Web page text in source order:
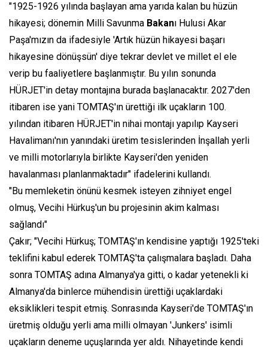
"1925-1926 yılında başlayan ama yarıda kalan bu hüzün
hikayesi; dönemin Milli Savunma Bakanı Hulusi Akar
Paşa'mızın da ifadesiyle 'Artık hüzün hikayesi başarı
hikayesine dönüşsün' diye tekrar devlet ve millet el ele
verip bu faaliyetlere başlanmıştır. Bu yılın sonunda
HÜRJET'in detay montajına burada başlanacaktır. 2027'den
itibaren ise yani TOMTAŞ'ın ürettiği ilk uçakların 100.
yılından itibaren HÜRJET'in nihai montajı yapılıp Kayseri
Havalimanı'nın yanındaki üretim tesislerinden İnşallah yerli
ve milli motorlarıyla birlikte Kayseri'den yeniden
havalanması planlanmaktadır" ifadelerini kullandı.
"Bu memleketin önünü kesmek isteyen zihniyet engel
olmuş, Vecihi Hürkuş'un bu projesinin akim kalması
sağlandı"
Çakır; "Vecihi Hürkuş; TOMTAŞ'ın kendisine yaptığı 1925'teki
teklifini kabul ederek TOMTAŞ'ta çalışmalara başladı. Daha
sonra TOMTAŞ adına Almanya'ya gitti, o kadar yetenekli ki
Almanya'da binlerce mühendisin ürettiği uçaklardaki
eksiklikleri tespit etmiş. Sonrasında Kayseri'de TOMTAŞ'ın
üretmiş olduğu yerli ama milli olmayan 'Junkers' isimli
uçakların deneme uçuşlarında yer aldı. Nihayetinde kendi